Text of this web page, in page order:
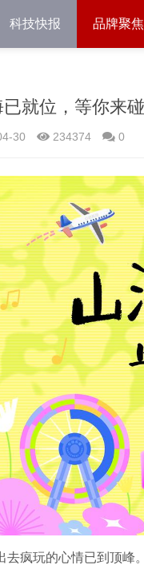
科技快报 品牌聚焦
就位，等你来碰
30 234374 0
去疯玩的心情已到顶峰